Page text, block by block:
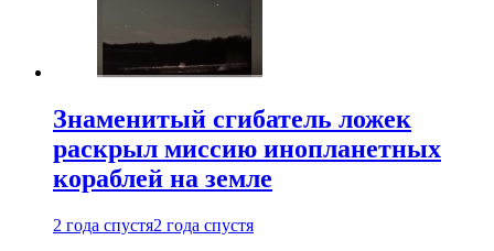
Знаменитый сгибатель ложек
раскрыл миссию инопланетных
кораблей на земле
2 года спустя2 года спустя